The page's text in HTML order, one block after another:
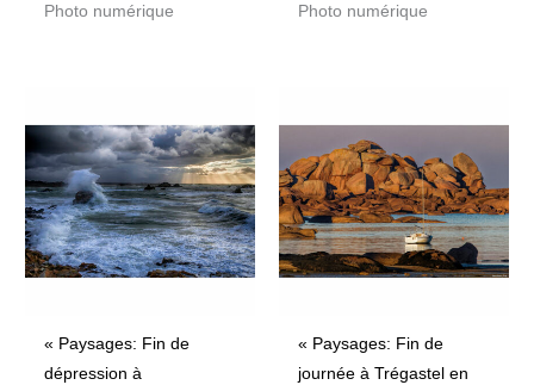
Photo numérique Photo numérique
« Paysages: Fin de
dépression à
prix :
350€
500€
« Paysages: Fin de
journée à Trégastel en
350€
à
500€